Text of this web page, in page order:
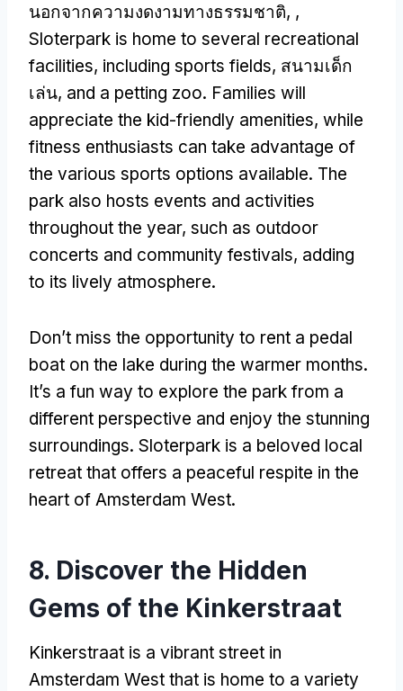
นอกจากความงดงามทางธรรมชาติ, ,
Sloterpark is home to several recreational
facilities, including sports fields, สนามเด็ก
เล่น, and a petting zoo. Families will
appreciate the kid-friendly amenities, while
fitness enthusiasts can take advantage of
the various sports options available. The
park also hosts events and activities
throughout the year, such as outdoor
concerts and community festivals, adding
to its lively atmosphere.
Don’t miss the opportunity to rent a pedal
boat on the lake during the warmer months.
It’s a fun way to explore the park from a
different perspective and enjoy the stunning
surroundings. Sloterpark is a beloved local
retreat that offers a peaceful respite in the
heart of Amsterdam West.
8. Discover the Hidden
Gems of the Kinkerstraat
Kinkerstraat is a vibrant street in
Amsterdam West that is home to a variety